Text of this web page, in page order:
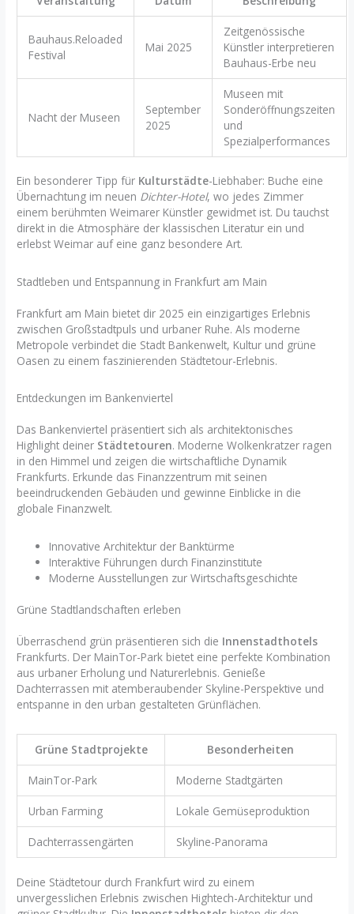
Bauhaus.Reloaded
Festival
Mai 2025
Zeitgenössische
Künstler interpretieren
Bauhaus-Erbe neu
Nacht der Museen
September
2025
Museen mit
Sonderöffnungszeiten
und
Spezialperformances
Ein besonderer Tipp für Kulturstädte-Liebhaber: Buche eine
Übernachtung im neuen Dichter-Hotel, wo jedes Zimmer
einem berühmten Weimarer Künstler gewidmet ist. Du tauchst
direkt in die Atmosphäre der klassischen Literatur ein und
erlebst Weimar auf eine ganz besondere Art.
Stadtleben und Entspannung in Frankfurt am Main
Frankfurt am Main bietet dir 2025 ein einzigartiges Erlebnis
zwischen Großstadtpuls und urbaner Ruhe. Als moderne
Metropole verbindet die Stadt Bankenwelt, Kultur und grüne
Oasen zu einem faszinierenden Städtetour-Erlebnis.
Entdeckungen im Bankenviertel
Das Bankenviertel präsentiert sich als architektonisches
Highlight deiner Städtetouren. Moderne Wolkenkratzer ragen
in den Himmel und zeigen die wirtschaftliche Dynamik
Frankfurts. Erkunde das Finanzzentrum mit seinen
beeindruckenden Gebäuden und gewinne Einblicke in die
globale Finanzwelt.
Innovative Architektur der Banktürme
Interaktive Führungen durch Finanzinstitute
Moderne Ausstellungen zur Wirtschaftsgeschichte
Grüne Stadtlandschaften erleben
Überraschend grün präsentieren sich die Innenstadthotels
Frankfurts. Der MainTor-Park bietet eine perfekte Kombination
aus urbaner Erholung und Naturerlebnis. Genieße
Dachterrassen mit atemberaubender Skyline-Perspektive und
entspanne in den urban gestalteten Grünflächen.
Grüne Stadtprojekte Besonderheiten
MainTor-Park Moderne Stadtgärten
Urban Farming Lokale Gemüseproduktion
Dachterrassengärten Skyline-Panorama
Deine Städtetour durch Frankfurt wird zu einem
unvergesslichen Erlebnis zwischen Hightech-Architektur und